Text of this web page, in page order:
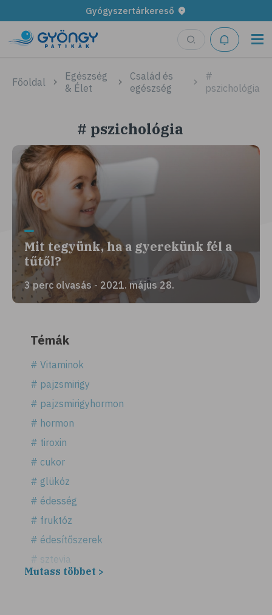
Gyógyszertárkereső
Főoldal
Egészség
& Élet
Család és
egészség
#
pszichológia
# pszichológia
Mit tegyünk, ha a gyerekünk fél a
tűtől?
3 perc olvasás - 2021. május 28.
Témák
# Vitaminok
# pajzsmirigy
# pajzsmirigyhormon
# hormon
# tiroxin
# cukor
# glükóz
# édesség
# fruktóz
# édesítőszerek
# sztevia
# fogadalom
Mutass többet >